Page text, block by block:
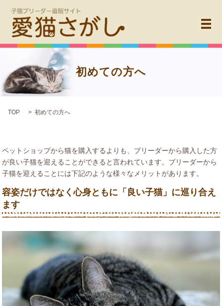
メ
初めての方へ
TOP 初めての方へ
ペットショップから猫を購入するよりも、ブリーダーから購入した方
が良い子猫を迎えることができると言われています。ブリーダーから
子猫を迎えることには下記のような様々なメリットがあります。
容姿だけではなく心身ともに「良い子猫」に巡り合え
ます